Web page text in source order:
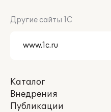
Другие сайты 1С
Каталог
Внедрения
Публикации